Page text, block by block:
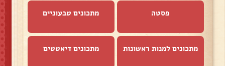
פסטה מתכונים טבעוניים
מתכונים למנות ראשונות מתכונים דיאטטים